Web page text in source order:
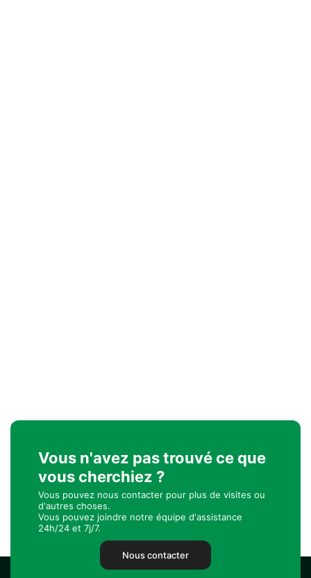
Vous n'avez pas trouvé ce que
vous cherchiez ?
Vous pouvez nous contacter pour plus de visites ou
d'autres choses.
Vous pouvez joindre notre équipe d'assistance
24h/24 et 7j/7.
Nous contacter